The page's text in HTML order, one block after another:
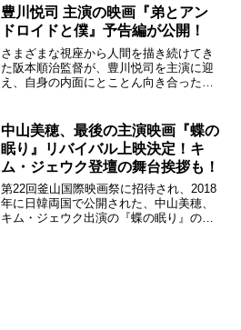
小川未祐、菊地姫奈、「豚知気人生」
（監督：枝優花）に菅生...
豊川悦司 主演の映画『弟とアン
ドロイドと僕』予告編が公開！
さまざまな視座から人間を描き続けてき
た阪本順治監督が、豊川悦司を主演に迎
え、自身の内面にとことん向き合った完
禁された。映画『弟とアンドロイドと
僕』場面写真 関連記事阪本...
中山美穂、最後の主演映画『蝶の
眠り』リバイバル上映決定！キ
ム・ジェウク登壇の舞台挨拶も！
第22回釜山国際映画祭に招待され、2018
年に日韓両国で公開された、中山美穂、
キム・ジェウク出演の『蝶の眠り』のリ